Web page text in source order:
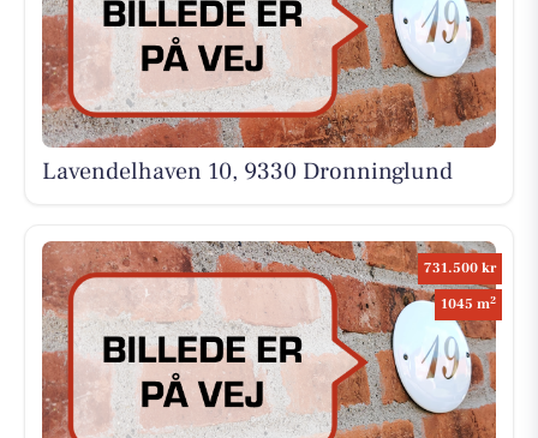
Lavendelhaven 10, 9330 Dronninglund
731.500 kr
1045 m2